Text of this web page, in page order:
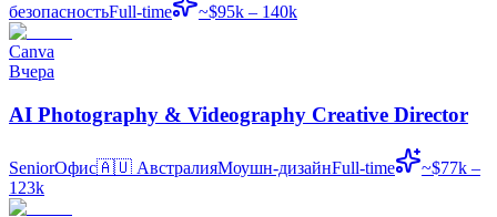
безопасностьFull-time ~$95k – 140k
Canva
Вчера
AI Photography & Videography Creative Director
SeniorОфис🇦🇺 АвстралияМоушн-дизайнFull-time
~$77k –
123k